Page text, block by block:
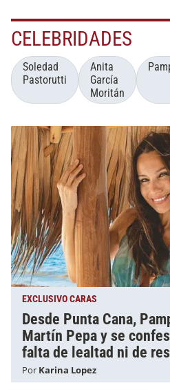
CELEBRIDADES
Soledad
Pastorutti
Anita
García
Moritán
EXCLUSIVO CARAS
Desde Punta Cana,
Martín Pepa y se
falta de lealtad ni de
Por Karina Lopez